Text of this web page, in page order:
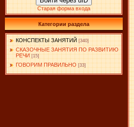
Старая форма входа
Категории раздела
КОНСПЕКТЫ ЗАНЯТИЙ [340]
СКАЗОЧНЫЕ ЗАНЯТИЯ ПО РАЗВИТИЮ
РЕЧИ [15]
ГОВОРИМ ПРАВИЛЬНО [33]